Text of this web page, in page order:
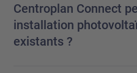
Centroplan Connect
installation
existants ?